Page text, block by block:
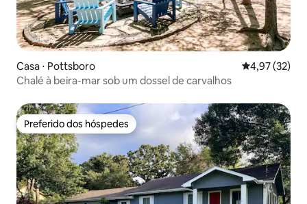
Casa ⋅ Pottsboro 4,97 de uma
4,97 (32)
Chalé à beira-mar sob um dossel de carvalhos
Preferido dos hóspedes
Preferido dos hóspedes